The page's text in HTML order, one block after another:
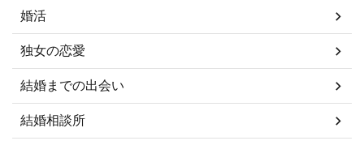
婚活
独女の恋愛
結婚までの出会い
結婚相談所